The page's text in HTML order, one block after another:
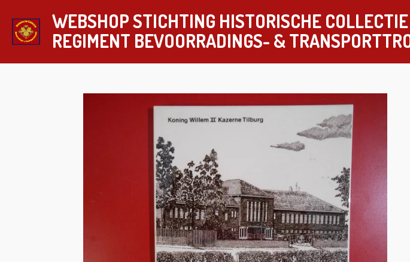
direct
naar
hoofdinhoud
WEBSHOP STICHTING HISTORISCHE COLLECTIE
REGIMENT BEVOORRADINGS- &